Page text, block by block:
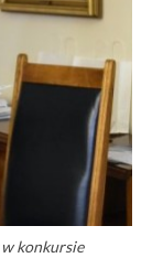
konkursie